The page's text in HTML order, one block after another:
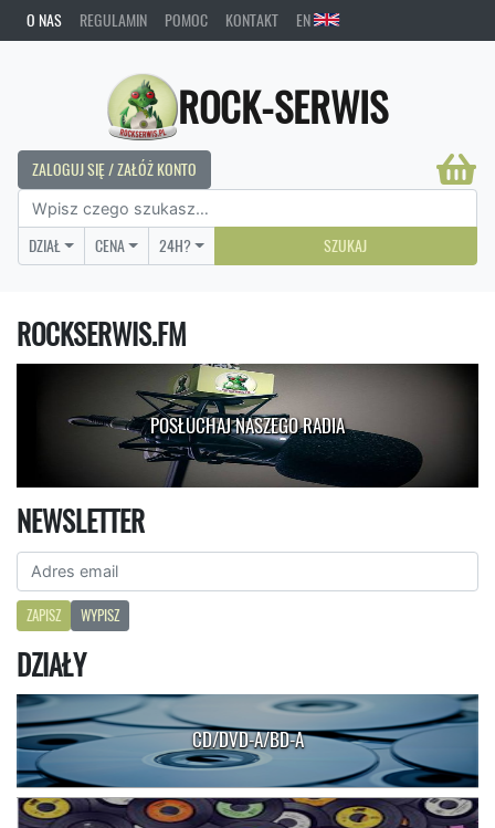
O NAS REGULAMIN POMOC KONTAKT EN
ROCK-SERWIS
ZALOGUJ SIĘ / ZAŁÓŻ KONTO
DZIAŁ CENA 24H? SZUKAJ
ROCKSERWIS.FM
POSŁUCHAJ NASZEGO RADIA
NEWSLETTER
ZAPISZ WYPISZ
DZIAŁY
CD/DVD-A/BD-A